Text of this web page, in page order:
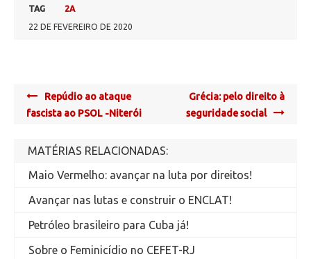
TAG
2A
22 DE FEVEREIRO DE 2020
Post
navigation
Repúdio ao ataque
fascista ao PSOL -Niterói
Grécia: pelo direito à
seguridade social
MATÉRIAS RELACIONADAS:
Maio Vermelho: avançar na luta por direitos!
Avançar nas lutas e construir o ENCLAT!
Petróleo brasileiro para Cuba já!
Sobre o Feminicídio no CEFET-RJ